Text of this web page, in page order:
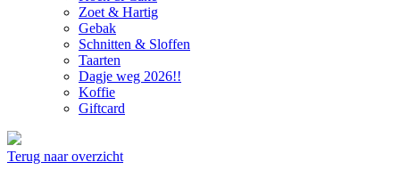
Zoet & Hartig
Gebak
Schnitten & Sloffen
Taarten
Dagje weg 2026!!
Koffie
Giftcard
Terug naar overzicht